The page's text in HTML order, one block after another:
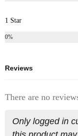
1 Star
0%
Reviews
There are no
Only logged in